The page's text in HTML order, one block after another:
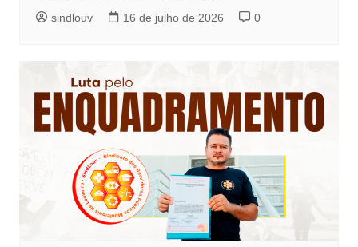
sindlouv 16 de julho de 2026 0